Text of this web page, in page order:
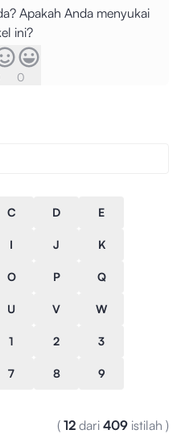
Apakah Anda menyukai
ini?
0
C D E
I J K
O P Q
U V W
1 2 3
7 8 9
( 12 dari 409 istilah )